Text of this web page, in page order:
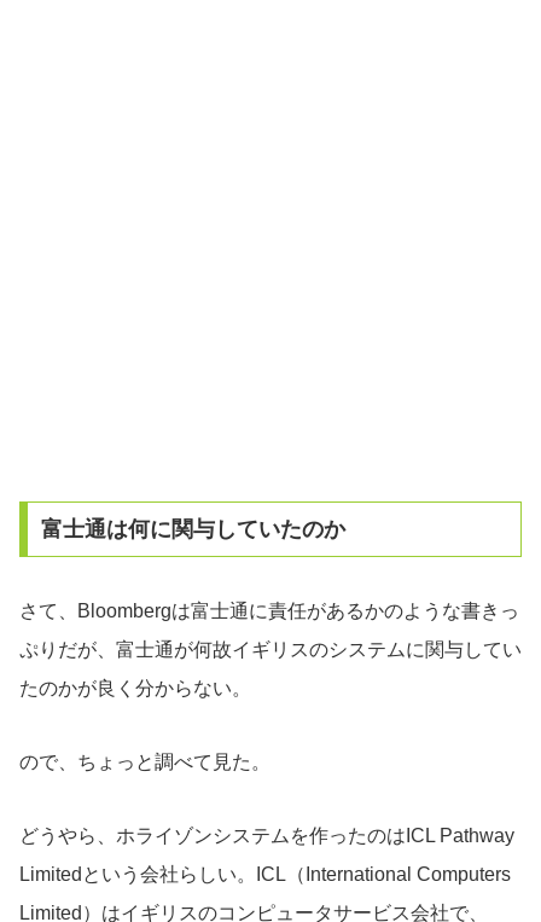
富士通は何に関与していたのか
さて、Bloombergは富士通に責任があるかのような書きっ
ぷりだが、富士通が何故イギリスのシステムに関与してい
たのかが良く分からない。
ので、ちょっと調べて見た。
どうやら、ホライゾンシステムを作ったのはICL Pathway
Limitedという会社らしい。ICL（International Computers
Limited）はイギリスのコンピュータサービス会社で、